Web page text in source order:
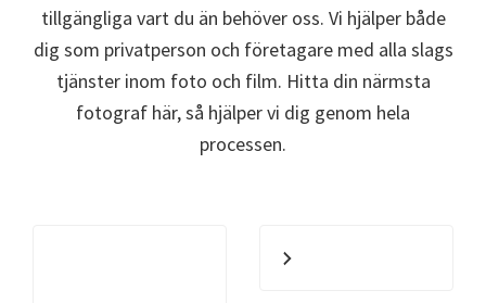
tillgängliga vart du än behöver oss. Vi hjälper både
dig som privatperson och företagare med alla slags
tjänster inom foto och film. Hitta din närmsta
fotograf här, så hjälper vi dig genom hela
processen.